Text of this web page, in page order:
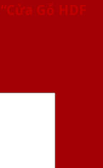
Gỗ HDF